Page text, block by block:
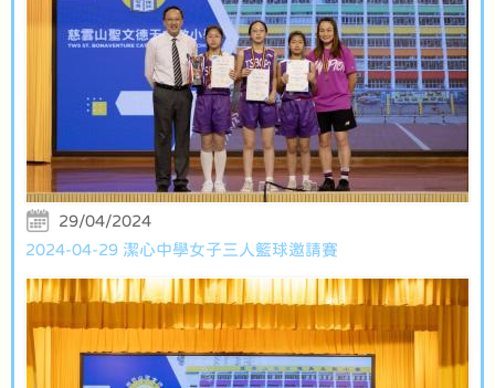
29/04/2024
2024-04-29 潔心中學女子三人籃球邀請賽